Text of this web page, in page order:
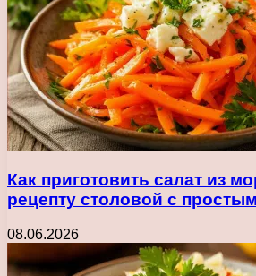
Как приготовить салат из
рецепту столовой с
08.06.2026